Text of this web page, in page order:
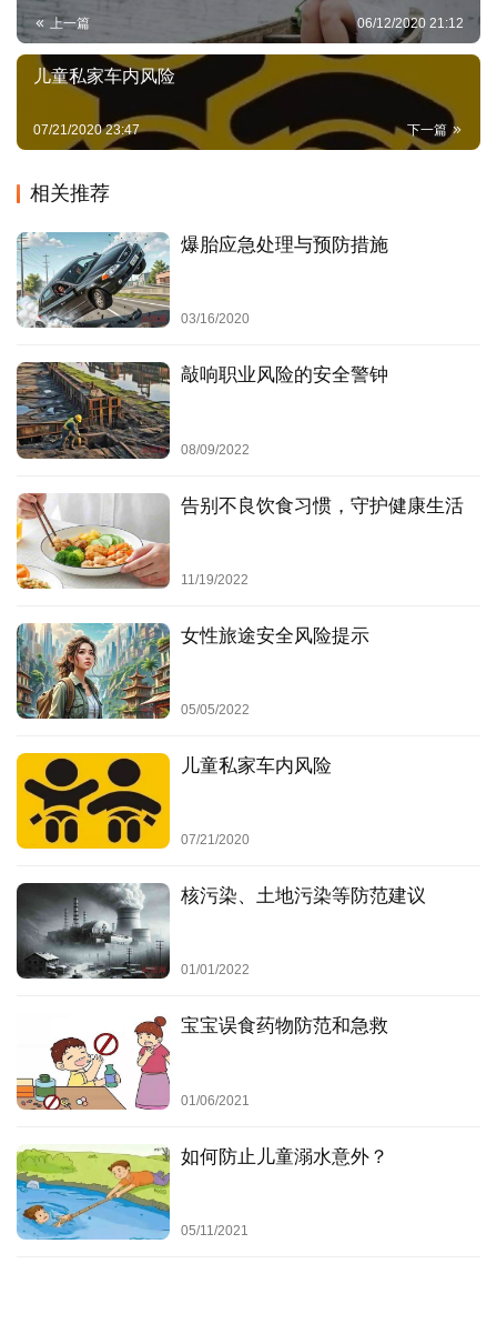
破
局
策
思
时
势
要
览
决
策
服
体积小到可以被宝宝塞进嘴巴的玩具。这类玩具容易被
宝宝放入嘴中引起噎住窒息。
可拆装部件的玩具。其部件可能体积很小，如果宝宝不
小心吞食很危险。
毛绒表面有破损，漏出物被宝宝放入口中也容易引发危
防范措施
购买玩具时，注意玩具上的适合年龄标识，不要给宝宝
经常检查宝宝的玩具，是否有松动将脱落的小部件。
你为孩子准备的玩具也许很安全，当他和年长的孩子一
起玩时，父母要密切监管，防止年长孩子的玩具含有对
小宝宝不安全的因素。
其他较易导致小物品
常见小物品有：硬币、笔套、纽扣、鹅卵石、纽扣电池、塑
料瓶盖、婴儿爽身粉、未充气或破损的气球等。
防范措施
在家中，经常检查桌子底下、沙发缝隙中、床底下等类
方，是孩子最爱发掘东西的地方。
家中的柜子、抽屉等都要用儿童安全锁锁住，以防宝宝
误取误食各种小物品。
让宝宝无法接触到垃圾桶。垃圾桶对于宝宝而言，充满
海姆立克急救法
事件。所以，除了防止宝宝噎住窒息，父母还要学会怎么处
理宝宝噎住窒息事件，掌握紧急救助知识，以便及时、镇
静、正确地应对宝宝噎住窒息事件的发生。
孩子一旦将花生、糖果等东西误吸入气管时，会无法呼吸、
脸发紫，并伴随抽搐，这时要一边拨打120，一边立刻采取
“海姆立克急救法”，俗称腹部冲击法进行解救。
上一篇 06/12/2020 21:12
儿童私家车内风险
下一篇
07/21/2020 23:47
相关推荐
爆胎应急处理与预防措施
03/16/2020
敲响职业风险的安全警钟
08/09/2022
告别不良饮食习惯，守护健康生活
11/19/2022
女性旅途安全风险提示
05/05/2022
儿童私家车内风险
07/21/2020
核污染、土地污染等防范建议
01/01/2022
宝宝误食药物防范和急救
01/06/2021
如何防止儿童溺水意外？
05/11/2021